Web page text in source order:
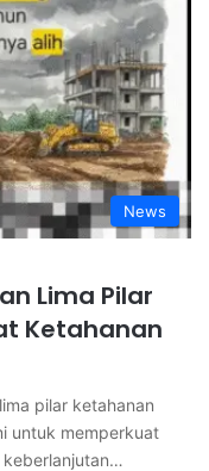
News
Lima Pilar
Ketahanan
pilar ketahanan
untuk memperkuat